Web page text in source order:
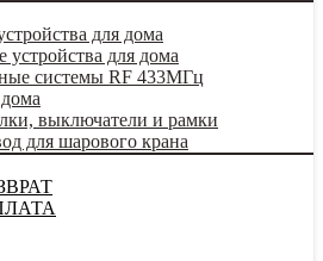
для дома
для дома
системы RF 433МГц
выключатели и рамки
для шарового крана